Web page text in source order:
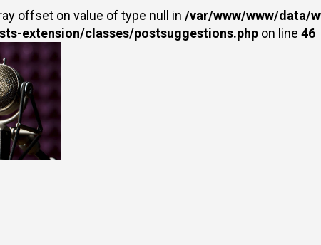
offset on value of type null in /var/www/www/data/
extension/classes/postsuggestions.phpon line 46